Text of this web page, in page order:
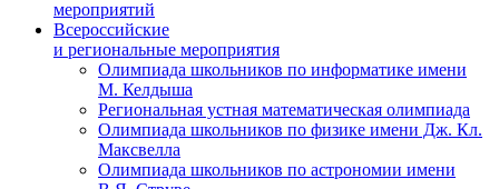
мероприятий
Всероссийские
и региональные мероприятия
Олимпиада школьников по информатике имени
М. Келдыша
Региональная устная математическая олимпиада
Олимпиада школьников по физике имени Дж. Кл.
Максвелла
Олимпиада школьников по астрономии имени